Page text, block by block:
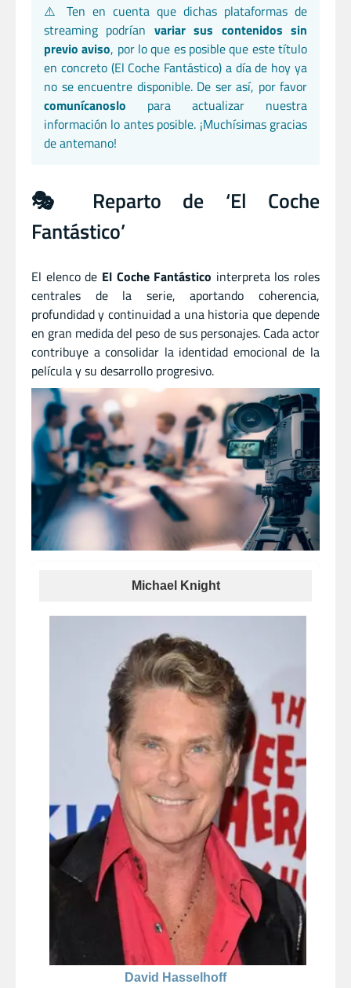
⚠️ Ten en cuenta que dichas plataformas de
streaming podrían variar sus contenidos sin
previo aviso, por lo que es posible que este título
en concreto (El Coche Fantástico) a día de hoy ya
no se encuentre disponible. De ser así, por favor
comunícanoslo para actualizar nuestra
información lo antes posible. ¡Muchísimas gracias
de antemano!
🎭 Reparto de ‘El Coche
Fantástico’
El elenco de El Coche Fantástico interpreta los roles
centrales de la serie, aportando coherencia,
profundidad y continuidad a una historia que depende
en gran medida del peso de sus personajes. Cada actor
contribuye a consolidar la identidad emocional de la
película y su desarrollo progresivo.
Michael Knight
David Hasselhoff